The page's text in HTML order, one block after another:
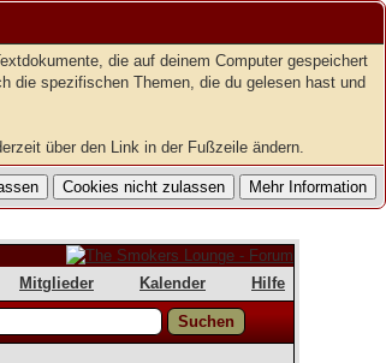
die auf deinem Computer gespeichert
die spezifischen Themen, die du gelesen hast und
über den Link in der Fußzeile ändern.
Mitglieder Kalender Hilfe